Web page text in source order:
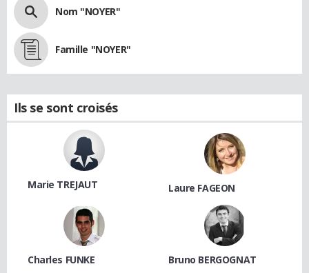
Nom "NOYER"
Famille "NOYER"
Ils se sont croisés
Marie TREJAUT Laure FAGEON
Charles FUNKE Bruno BERGOGNAT